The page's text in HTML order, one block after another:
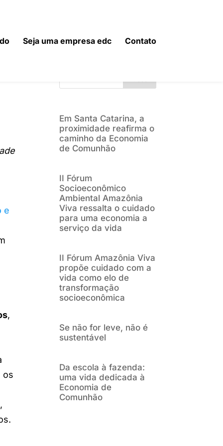
Seja uma empresa edc Contato
e
,
os
Em Santa Catarina, a
proximidade reafirma o
caminho da Economia
de Comunhão
II Fórum
Socioeconômico
Ambiental Amazônia
Viva ressalta o cuidado
para uma economia a
serviço da vida
II Fórum Amazônia Viva
propõe cuidado com a
vida como elo de
transformação
socioeconômica
Se não for leve, não é
sustentável
Da escola à fazenda:
uma vida dedicada à
Economia de
Comunhão